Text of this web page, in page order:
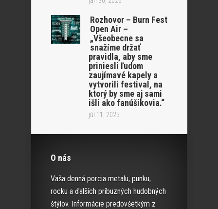
Rozhovor – Burn Fest
Open Air –
„Všeobecne sa
snažíme držať
pravidla, aby sme
priniesli ľudom
zaujímavé kapely a
vytvorili festival, na
ktorý by sme aj sami
išli ako fanúšikovia.“
júl 11, 2025
O nás
Vaša denná porcia metalu, punku,
rocku a ďalších príbuzných hudobných
štýlov. Informácie predovšetkým z